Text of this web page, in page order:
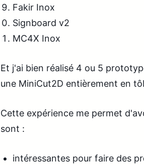
Fakir Inox
Signboard v2
MC4X Inox
Et j'ai bien réalisé 4 ou 5
une MiniCut2D entièrement en
Cette expérience me permet
sont :
intéressantes pour faire des